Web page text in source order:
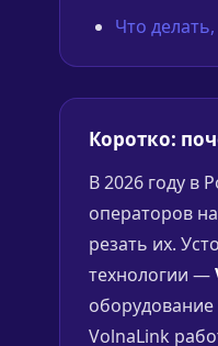
Что
Коротко:
В 2026 году в
операторов
резать их.
технологии —
VolnaLink